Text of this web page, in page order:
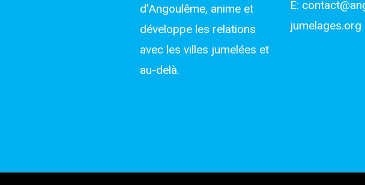
d’Angoulême, anime et
développe les relations
avec les villes jumelées et
au-delà.
E:
jumelages.org